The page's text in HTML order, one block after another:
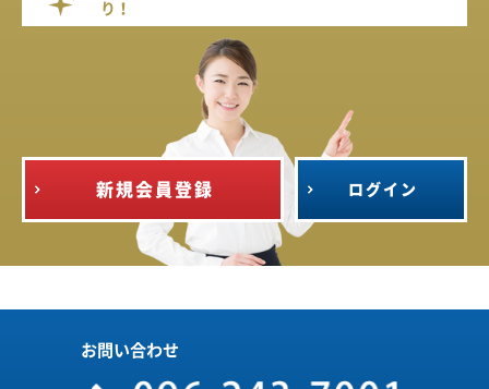
り！
新規会員登録 ログイン
お問い合わせ